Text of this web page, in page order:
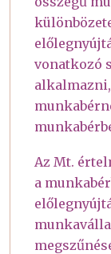
vonatkozó
Az Mt.
a